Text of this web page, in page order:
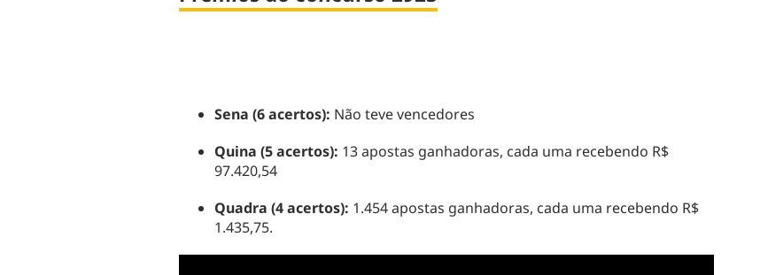
Sena (6 acertos): Não teve vencedores
Quina (5 acertos): 13 apostas ganhadoras, cada uma recebendo R$
97.420,54
Quadra (4 acertos): 1.454 apostas ganhadoras, cada uma recebendo R$
1.435,75.